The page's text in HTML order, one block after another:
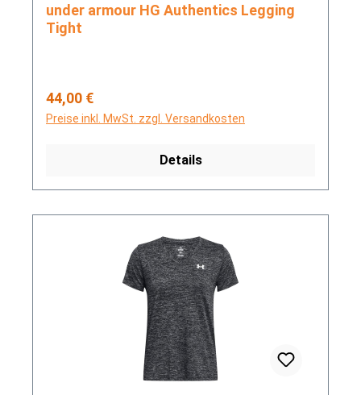
under armour HG Authentics Legging
Tight
Regulärer Preis:
44,00 €
Preise inkl. MwSt. zzgl. Versandkosten
Details